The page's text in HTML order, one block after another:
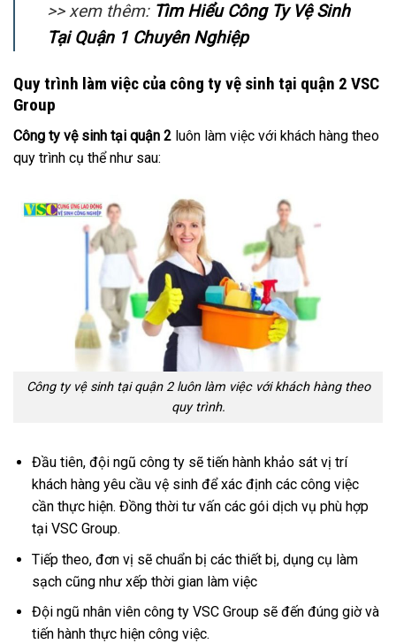
>> xem thêm: Tìm Hiểu Công Ty Vệ Sinh
Tại Quận 1 Chuyên Nghiệp
Quy trình làm việc của công ty vệ sinh tại quận 2 VSC
Group
Công ty vệ sinh tại quận 2 luôn làm việc với khách hàng theo
quy trình cụ thể như sau:
Công ty vệ sinh tại quận 2 luôn làm việc với khách hàng theo
quy trình.
Đầu tiên, đội ngũ công ty sẽ tiến hành khảo sát vị trí
khách hàng yêu cầu vệ sinh để xác định các công việc
cần thực hiện. Đồng thời tư vấn các gói dịch vụ phù hợp
tại VSC Group.
Tiếp theo, đơn vị sẽ chuẩn bị các thiết bị, dụng cụ làm
sạch cũng như xếp thời gian làm việc
Đội ngũ nhân viên công ty VSC Group sẽ đến đúng giờ và
tiến hành thực hiện công việc.